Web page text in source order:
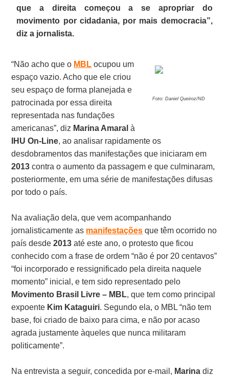
que a direita começou a se apropriar do
movimento por cidadania, por mais democracia”,
diz a jornalista.
Foto: Daniel Queiroz/ND
“Não acho que o MBL ocupou um
espaço vazio. Acho que ele criou
seu espaço de forma planejada e
patrocinada por essa direita
representada nas fundações
americanas”, diz Marina Amaral à
IHU On-Line, ao analisar rapidamente os
desdobramentos das manifestações que iniciaram em
2013 contra o aumento da passagem e que culminaram,
posteriormente, em uma série de manifestações difusas
por todo o país.
Na avaliação dela, que vem acompanhando
jornalisticamente as manifestações que têm ocorrido no
país desde2013 até este ano, o protesto que ficou
conhecido com a frase de ordem “não é por 20 centavos”
“foi incorporado e ressignificado pela direita naquele
momento” inicial, e tem sido representado pelo
Movimento Brasil Livre – MBL, que tem como principal
expoente Kim Kataguiri. Segundo ela, o MBL “não tem
base, foi criado de baixo para cima, e não por acaso
agrada justamente àqueles que nunca militaram
politicamente”.
Na entrevista a seguir, concedida por e-mail, Marina diz